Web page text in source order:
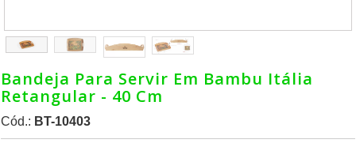
Bandeja Para Servir Em Bambu Itália
Retangular - 40 Cm
Cód.: BT-10403